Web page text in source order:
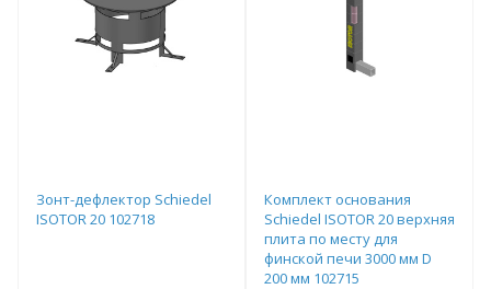
Зонт-дефлектор Schiedel
ISOTOR 20 102718
Комплект основания
Schiedel ISOTOR 20 верхняя
плита по месту для
финской печи 3000 мм D
200 мм 102715